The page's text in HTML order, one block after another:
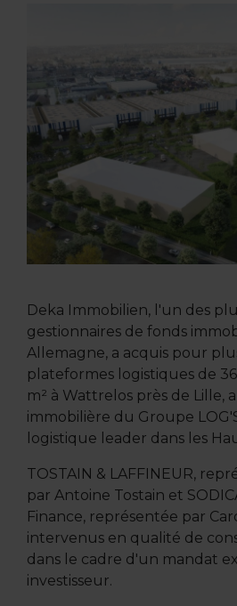
Deka Immobilien, l'un des
gestionnaires de fonds
Allemagne, a acquis pour
plateformes logistiques de
m² à Wattrelos près de Lille,
immobilière du Groupe
logistique leader dans les
TOSTAIN & LAFFINEUR,
par Antoine Tostain et
Finance, représentée par
intervenus en qualité de
dans le cadre d'un mandat
investisseur.